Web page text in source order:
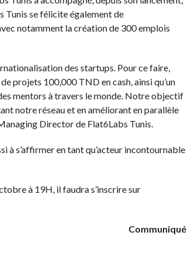
Tunis se félicite également de
notamment la création de 300 emplois
des startups. Pour ce faire,
projets 100,000 TND en cash, ainsi qu’un
mentors à travers le monde. Notre objectif
notre réseau et en améliorant en parallèle
Director de Flat6Labs Tunis.
à s’affirmer en tant qu’acteur incontournable
à 19H, il faudra s’inscrire sur
Communiqué